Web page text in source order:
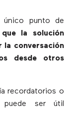
único punto de
la solución
la conversación
desde otros
recordatorios o
puede ser útil